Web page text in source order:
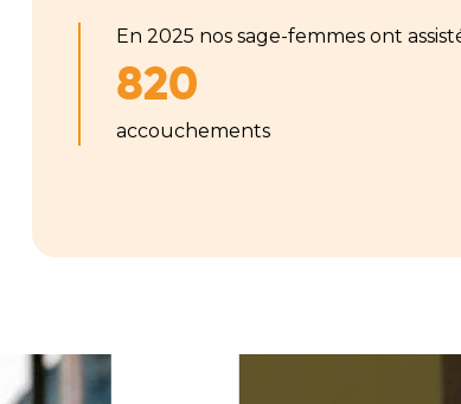
En 2025 nos sage-femmes ont
820
accouchements